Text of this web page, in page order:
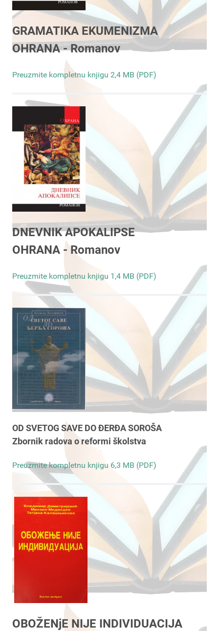
GRAMATIKA EKUMENIZMA
OHRANA - Romanov
Preuzmite kompletnu knjigu 2,4 MB (PDF)
DNEVNIK APOKALIPSE
OHRANA - Romanov
Preuzmite kompletnu knjigu 1,4 MB (PDF)
OD SVETOG SAVE DO ĐERĐA SOROŠA
Zbornik radova o reformi školstva
Preuzmite kompletnu knjigu 6,3 MB (PDF)
OBOŽENjE NIJE INDIVIDUACIJA